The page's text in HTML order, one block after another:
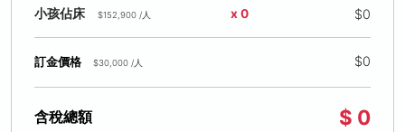
小孩佔床 $152,900 /人 x 0 $0
訂金價格 $30,000 /人 $0
含稅總額 $ 0